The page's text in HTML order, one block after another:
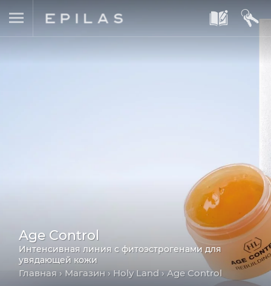
A B
Age Control
Интенсивная линия с фитоэстрогенами для
увядающей кожи
Главная › Магазин › Holy Land› Age Control